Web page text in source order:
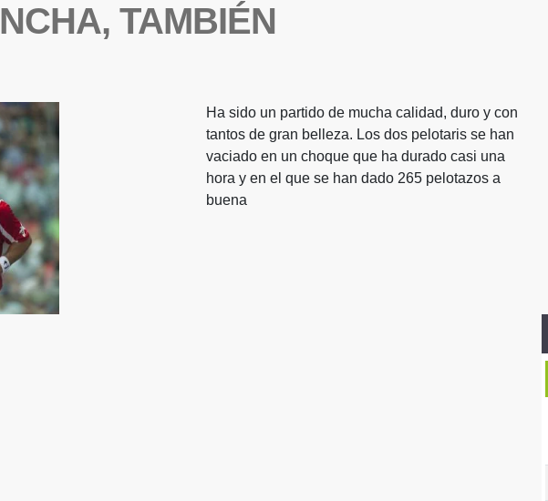
TAMBIÉN
Ha sido un partido de mucha calidad, duro y con
tantos de gran belleza. Los dos pelotaris se han
vaciado en un choque que ha durado casi una
hora y en el que se han dado 265 pelotazos a
buena